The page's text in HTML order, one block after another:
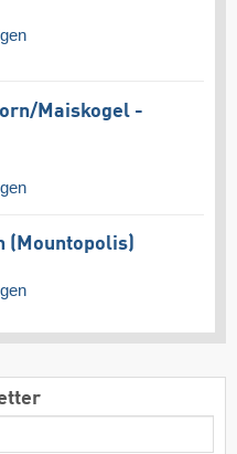
​Maiskogel -
(Mountopolis)